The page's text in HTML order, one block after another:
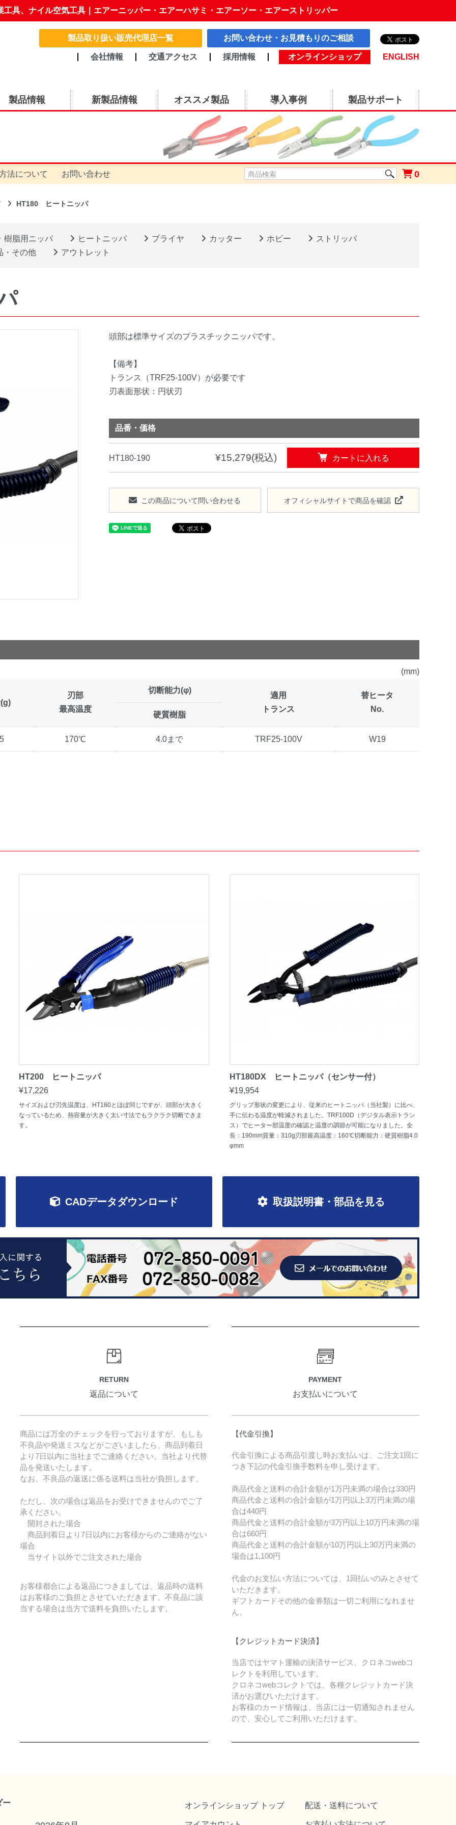
具、ナイル空気工具｜エアーニッパー・エアーハサミ・エアーソー・エアーストリッパー
製品取り扱い販売代理店一覧 お問い合わせ・お見積もりのご相談
会社情報 交通アクセス 採用情報 オンラインショップ ENGLISH
製品情報 新製品情報 オススメ製品 導入事例 製品サポート
法について お問い合わせ 0
HT180 ヒートニッパ
樹脂用ニッパ ヒートニッパ プライヤ カッター ホビー
ストリッパ
・その他
アウトレット
頭部は標準サイズのプラスチックニッパです。
【備考】
トランス（TRF25-100V）が必要です
刃表面形状：円状刃
品番・価格
HT180-190 ¥15,279(税込) カートに入れる
この商品について問い合わせる オフィシャルサイトで商品を確認
(mm)
刃部
最高温度
切断能力(φ)
適用
トランス
替ヒータ
No.
硬質樹脂
170℃ 4.0まで TRF25-100V W19
HT200 ヒートニッパ
¥17,226
サイズおよび刃先温度は、HT180とほぼ同じですが、頭部が大きく
なっているため、熱容量が大きく太い寸法でもラクラク切断できま
す。
HT180DX ヒートニッパ（センサー付）
¥19,954
グリップ形状の変更により、従来のヒートニッパ（当社製）に比べ、
手に伝わる温度が軽減されました。TRF100D（デジタル表示トラン
ス）でヒーター部温度の確認と温度の調節が可能になりました。全
長：190mm質量：310g刃部最高温度：160℃切断能力：硬質樹脂4.0
φmm
CADデータダウンロード 取扱説明書・部品を見る
RETURN
返品について
商品には万全のチェックを行っておりますが、もしも
不良品や発送ミスなどがございましたら、商品到着日
より7日以内に当社までご連絡ください。当社より代替
品を発送いたします。
なお、不良品の返送に係る送料は当社が負担します。
ただし、次の場合は返品をお受けできませんのでご了
承ください。
開封された場合
商品到着日より7日以内にお客様からのご連絡がない
場合
当サイト以外でご注文された場合
お客様都合による返品につきましては、返品時の送料
はお客様のご負担とさせていただきます。不良品に該
当する場合は当方で送料を負担いたします。
PAYMENT
お支払いについて
【代金引換】
代金引換による商品引渡し時お支払いは、ご注文1回に
つき下記の代金引換手数料を申し受けます。
商品代金と送料の合計金額が1万円未満の場合は330円
商品代金と送料の合計金額が1万円以上3万円未満の場
合は440円
商品代金と送料の合計金額が3万円以上10万円未満の場
合は660円
商品代金と送料の合計金額が10万円以上30万円未満の
場合は1,100円
代金のお支払い方法については、1回払いのみとさせて
いただきます。
ギフトカードその他の金券類は一切ご利用になれませ
ん。
【クレジットカード決済】
当店ではヤマト運輸の決済サービス、クロネコwebコ
レクトを利用しています。
クロネコwebコレクトでは、各種クレジットカード決
済がお選びいただけます。
お客様のカード情報は、当店には一切通知されません
ので、安心してご利用いただけます。
ー オンラインショップ トップ 配送・送料について